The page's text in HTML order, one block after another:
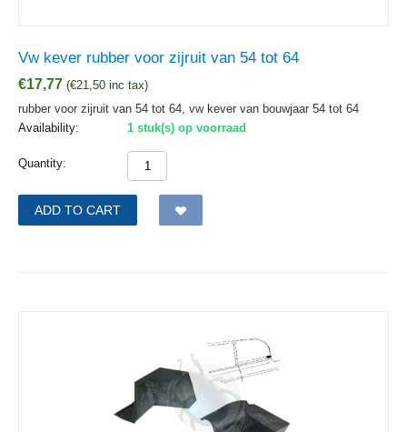
Vw kever rubber voor zijruit van 54 tot 64
€17,77 (€21,50 inc tax)
rubber voor zijruit van 54 tot 64, vw kever van bouwjaar 54 tot 64
Availability:
1 stuk(s) op voorraad
Quantity:
ADD TO CART